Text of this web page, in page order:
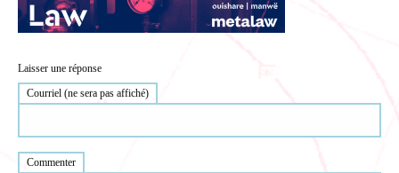
Laisser une réponse
Courriel (ne sera pas affiché)
Commenter